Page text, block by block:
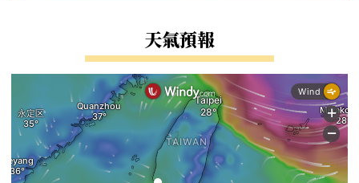
天氣預報